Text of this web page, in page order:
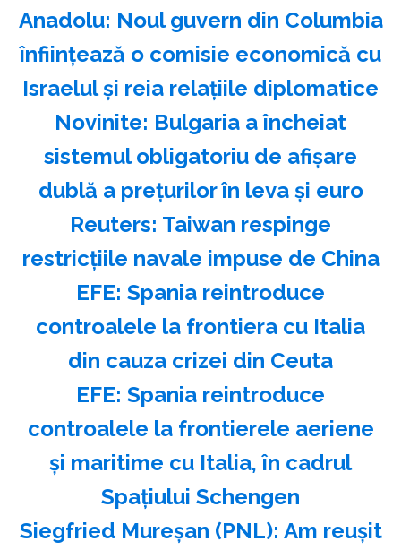
Anadolu: Noul guvern din Columbia
înfiinţează o comisie economică cu
Israelul şi reia relaţiile diplomatice
Novinite: Bulgaria a încheiat
sistemul obligatoriu de afişare
dublă a preţurilor în leva şi euro
Reuters: Taiwan respinge
restricţiile navale impuse de China
EFE: Spania reintroduce
controalele la frontiera cu Italia
din cauza crizei din Ceuta
EFE: Spania reintroduce
controalele la frontierele aeriene
şi maritime cu Italia, în cadrul
Spaţiului Schengen
Siegfried Mureşan (PNL): Am reuşit